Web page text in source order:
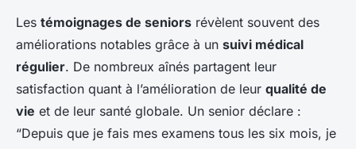
Les témoignages de seniors révèlent souvent des
améliorations notables grâce à un suivi médical
régulier. De nombreux aînés partagent leur
satisfaction quant à l’amélioration de leur qualité de
vie et de leur santé globale. Un senior déclare :
“Depuis que je fais mes examens tous les six mois, je